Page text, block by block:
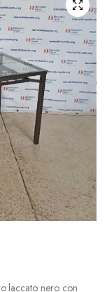
laccato nero con